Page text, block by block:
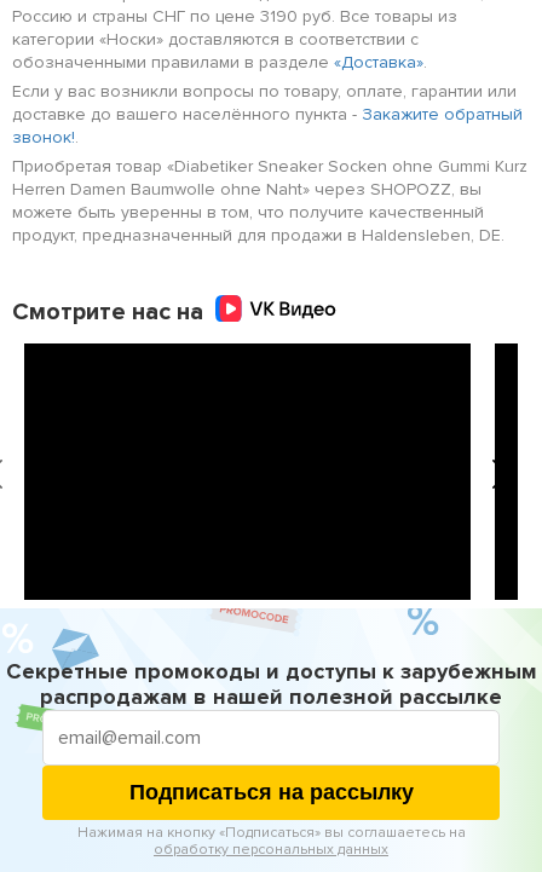
Россию и страны СНГ по цене 3190 руб. Все товары из
категории «Носки» доставляются в соответствии с
обозначенными правилами в разделе «Доставка».
Если у вас возникли вопросы по товару, оплате, гарантии или
доставке до вашего населённого пункта - Закажите обратный
звонок!.
Приобретая товар «Diabetiker Sneaker Socken ohne Gummi Kurz
Herren Damen Baumwolle ohne Naht» через SHOPOZZ, вы
можете быть уверенны в том, что получите качественный
продукт, предназначенный для продажи в Haldensleben, DE.
Смотрите нас на
Секретные промокоды и доступы к зарубежным
распродажам в нашей полезной рассылке
Подписаться на рассылку
Нажимая на кнопку «Подписаться» вы соглашаетесь на
обработку персональных данных